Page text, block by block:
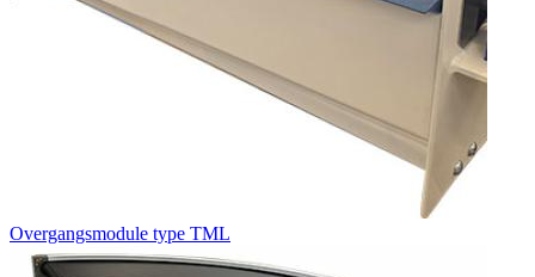
Overgangsmodule type TML